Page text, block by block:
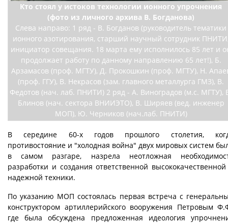
Кто стоял у истоков технологии ионного упрочнения
(фото из личного архива В. Богданова)
Слева направо: 1 ряд - В. Богданов (руководитель тематики
ионного азотирования, старший научный сотрудник
инициатор совещания. 18 марта ему исполнилось 85 лет и
продолжает работу по данному направлению 65 лет!), Б.
Арзамасов (проф. МГТУ), Д. Прокошкин (проф. МГТУ), Н.
(проф. ГГУ), В. Некрасов (зам. главного металлурга ГМЗ), В.
Федотов (нач. лаб. ПНИТИ) 2 ряд - А. Виноградов (м.с. МГТУ),
Блинов (нач. сектора ВНИИЭТО), В. Ширяев (вед. инженер
МОП), Ю. Черников (нач.лаб. ПНИТИ)
В середине 60-х годов прошлого столетия,
противостояние и "холодная война" двух мировых систем
в самом разгаре, назрела неотложная
разработки и создания ответственной
надежной техники.
По указанию МОП состоялась первая встреча с
конструктором артиллерийского вооружения Петровым
где была обсуждена предложенная идеология